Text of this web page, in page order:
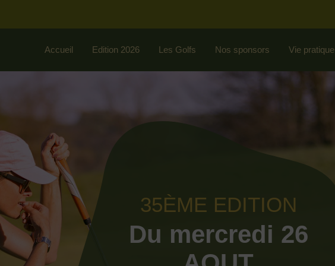
Accueil Edition 2026 Les Golfs Nos sponsors Vie pratique
35ÈME EDITION
Du mercredi 26